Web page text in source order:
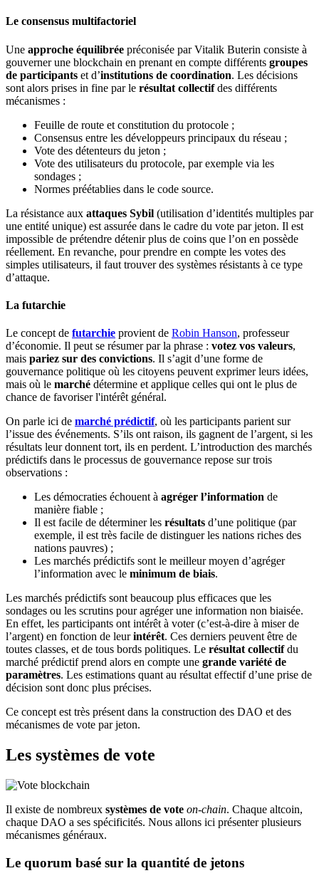
Le consensus multifactoriel
Une approche équilibrée préconisée par Vitalik Buterin consiste à
gouverner une blockchain en prenant en compte différents groupes
de participants et d’institutions de coordination. Les décisions
sont alors prises in fine par le résultat collectifdes différents
mécanismes :
Feuille de route et constitution du protocole ;
Consensus entre les développeurs principaux du réseau ;
Vote des détenteurs du jeton ;
Vote des utilisateurs du protocole, par exemple via les
sondages ;
Normes préétablies dans le code source.
La résistance aux attaques Sybil (utilisation d’identités multiples par
une entité unique) est assurée dans le cadre du vote par jeton. Il est
impossible de prétendre détenir plus de coins que l’on en possède
réellement. En revanche, pour prendre en compte les votes des
simples utilisateurs, il faut trouver des systèmes résistants à ce type
d’attaque.
La futarchie
Le concept de futarchie provient de Robin Hanson, professeur
d’économie. Il peut se résumer par la phrase : votez vos valeurs,
mais pariez sur des convictions. Il s’agit d’une forme de
gouvernance politique où les citoyens peuvent exprimer leurs idées,
mais où le marché détermine et applique celles qui ont le plus de
chance de favoriser l'intérêt général.
On parle ici de marché prédictif, où les participants parient sur
l’issue des événements. S’ils ont raison, ils gagnent de l’argent, si les
résultats leur donnent tort, ils en perdent. L’introduction des marchés
prédictifs dans le processus de gouvernance repose sur trois
observations :
Les démocraties échouent à agréger l’information de
manière fiable ;
Il est facile de déterminer les résultats d’une politique (par
exemple, il est très facile de distinguer les nations riches des
nations pauvres) ;
Les marchés prédictifs sont le meilleur moyen d’agréger
l’information avec le minimum de biais.
Les marchés prédictifs sont beaucoup plus efficaces que les
sondages ou les scrutins pour agréger une information non biaisée.
En effet, les participants ont intérêt à voter (c’est-à-dire à miser de
l’argent) en fonction de leurintérêt. Ces derniers peuvent être de
toutes classes, et de tous bords politiques. Le résultat collectifdu
marché prédictif prend alors en compte une grande variété de
paramètres. Les estimations quant au résultat effectif d’une prise de
décision sont donc plus précises.
Ce concept est très présent dans la construction des DAO et des
mécanismes de vote par jeton.
Les systèmes de vote
Il existe de nombreux systèmes de vote on-chain. Chaque altcoin,
chaque DAO a ses spécificités. Nous allons ici présenter plusieurs
mécanismes généraux.
Le quorum basé sur la quantité de jetons